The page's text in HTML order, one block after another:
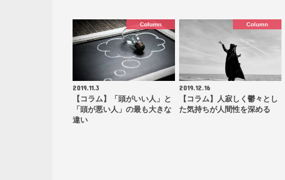
Column
2019.11.3
【コラム】「頭がいい人」と
「頭が悪い人」の最も大きな
違い
Column
2019.12.16
【コラム】人寂しく鬱々とし
た気持ちが人間性を深める